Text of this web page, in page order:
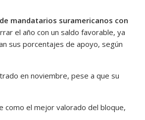
mandatarios suramericanos con
el año con un saldo favorable, ya
sus porcentajes de apoyo, según
en noviembre, pese a que su
como el mejor valorado del bloque,